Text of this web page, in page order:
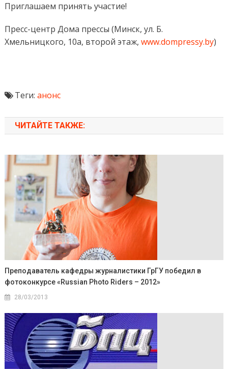
Приглашаем принять участие!
Пресс-центр Дома прессы (Минск, ул. Б.
Хмельницкого, 10а, второй этаж, www.dompressy.by)
Теги: анонс
ЧИТАЙТЕ ТАКЖЕ:
Преподаватель кафедры журналистики ГрГУ победил в
фотоконкурсе «Russian Photo Riders – 2012»
28/03/2013